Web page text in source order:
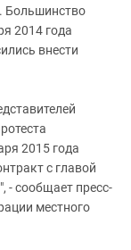
Большинство
2014 года
внести
2015 года
с главой
- сообщает пресс-
местного